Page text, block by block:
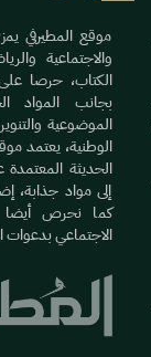
موقع المطيرفي
والاجتماعية
الكتاب، حرصا
بجانب المواد
الموضوعية
الوطنية، يعتمد
الحديثة
إلى مواد جذابة،
كما نحرص
الاجتماعي بدعوات